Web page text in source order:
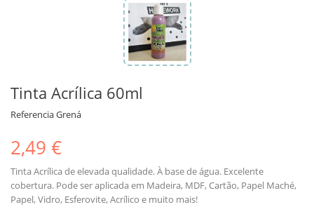
Tinta Acrílica 60ml
ReferenciaGrená
2,49 €
Tinta Acrílica de elevada qualidade. À base de água. Excelente
cobertura. Pode ser aplicada em Madeira, MDF, Cartão, Papel Maché,
Papel, Vidro, Esferovite, Acrílico e muito mais!